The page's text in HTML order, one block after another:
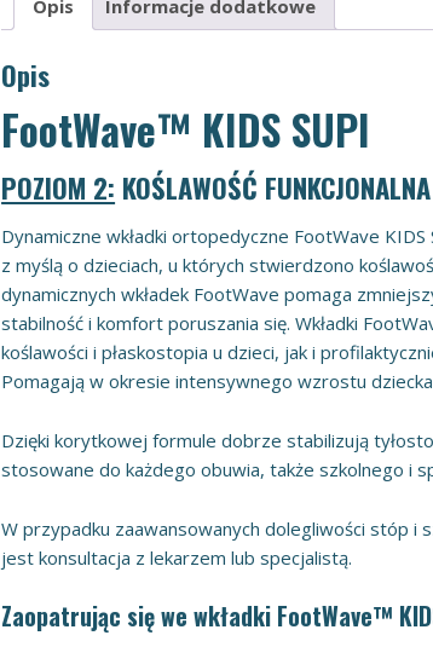
Opis Informacje dodatkowe
Opis
FootWave™ KIDS SUPI
POZIOM 2: KOŚLAWOŚĆ
Dynamiczne wkładki ortopedyczne FootWave
z myślą o dzieciach, u których stwierdzono
dynamicznych wkładek FootWave pomaga
stabilność i komfort poruszania się. Wkładki
koślawości i płaskostopia u dzieci, jak i
Pomagają w okresie intensywnego wzrostu
Dzięki korytkowej formule dobrze stabilizują
stosowane do każdego obuwia, także szkolnego i
W przypadku zaawansowanych dolegliwości stóp i
jest konsultacja z lekarzem lub specjalistą.
Zaopatrując się we wkładki FootWave™